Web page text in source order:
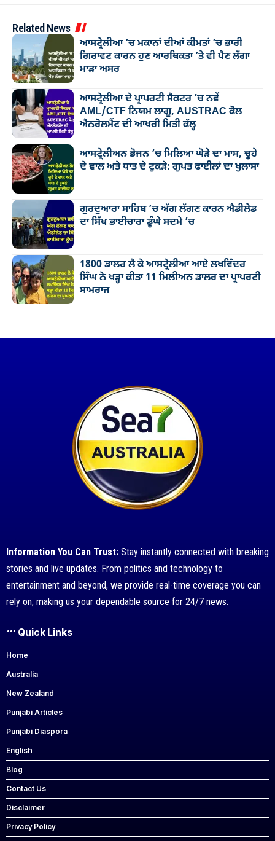
Related News
ਆਸਟ੍ਰੇਲੀਆ ’ਚ ਮਕਾਨਾਂ ਦੀਆਂ ਕੀਮਤਾਂ ’ਚ ਭਾਰੀ
ਗਿਰਾਵਟ ਕਾਰਨ ਹੁਣ ਆਰਥਿਕਤਾ ’ਤੇ ਵੀ ਪੈਣ ਲੱਗਾ
ਮਾੜਾ ਅਸਰ
ਆਸਟ੍ਰੇਲੀਆ ਦੇ ਪ੍ਰਾਪਰਟੀ ਸੈਕਟਰ ’ਚ ਨਵੇਂ
AML/CTF ਨਿਯਮ ਲਾਗੂ, AUSTRAC ਕੋਲ
ਐਨਰੋਲਮੈਂਟ ਦੀ ਆਖਰੀ ਮਿਤੀ ਕੱਲ੍ਹ
ਆਸਟ੍ਰੇਲੀਅਨ ਭੋਜਨ ’ਚ ਮਿਲਿਆ ਘੋੜੇ ਦਾ ਮਾਸ, ਚੂਹੇ
ਦੇ ਵਾਲ ਅਤੇ ਧਾਤ ਦੇ ਟੁਕੜੇ: ਗੁਪਤ ਫਾਈਲਾਂ ਦਾ ਖੁਲਾਸਾ
ਗੁਰਦੁਆਰਾ ਸਾਹਿਬ ’ਚ ਅੱਗ ਲੱਗਣ ਕਾਰਨ ਐਡੀਲੇਡ
ਦਾ ਸਿੱਖ ਭਾਈਚਾਰਾ ਡੂੰਘੇ ਸਦਮੇ ’ਚ
1800 ਡਾਲਰ ਲੈ ਕੇ ਆਸਟ੍ਰੇਲੀਆ ਆਏ ਲਖਵਿੰਦਰ
ਸਿੰਘ ਨੇ ਖੜ੍ਹਾ ਕੀਤਾ 11 ਮਿਲੀਅਨ ਡਾਲਰ ਦਾ ਪ੍ਰਾਪਰਟੀ
ਸਾਮਰਾਜ
Information You Can Trust: Stay instantly connected with breaking
stories and live updates. From politics and technology to
entertainment and beyond, we provide real-time coverage you can
rely on, making us your dependable source for 24/7 news.
Quick Links
Home
Australia
New Zealand
Punjabi Articles
Punjabi Diaspora
English
Blog
Contact Us
Disclaimer
Privacy Policy